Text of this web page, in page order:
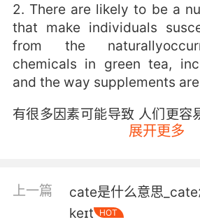
2. There are likely to be a
that make individuals
from the
chemicals in green tea,
and the way supplements
有很多因素可能导致 人们更容
的 天然儿茶酸化合物的伤害 包
展开更多
上一篇
cate是什么意思
keɪt
HOT